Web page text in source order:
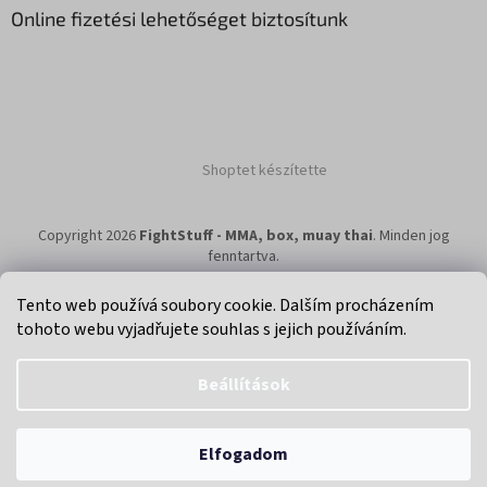
Tento web používá soubory cookie. Dalším procházením
tohoto webu vyjadřujete souhlas s jejich používáním.
Beállítások
Elfogadom
Online fizetési lehetőséget biztosítunk
Shoptet készítette
Copyright 2026 FightStuff - MMA, box, muay thai. Minden jog
fenntartva.
Klikni na super eshop pro cyklisty a bikery.